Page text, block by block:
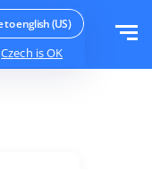
to english (US)
Czech is OK
Přihlásit se